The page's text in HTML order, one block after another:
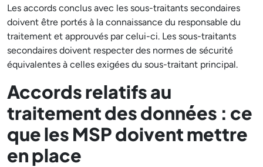
Les accords conclus avec les sous-traitants secondaires
doivent être portés à la connaissance du responsable du
traitement et approuvés par celui-ci. Les sous-traitants
secondaires doivent respecter des normes de sécurité
équivalentes à celles exigées du sous-traitant principal.
Accords relatifs au
traitement des données : ce
que les MSP doivent mettre
en place